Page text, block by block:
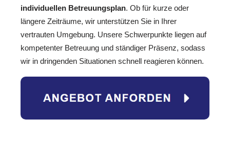
individuellen Betreuungsplan. Ob für kurze oder
längere Zeiträume, wir unterstützen Sie in Ihrer
vertrauten Umgebung. Unsere Schwerpunkte liegen auf
kompetenter Betreuung und ständiger Präsenz, sodass
wir in dringenden Situationen schnell reagieren können.